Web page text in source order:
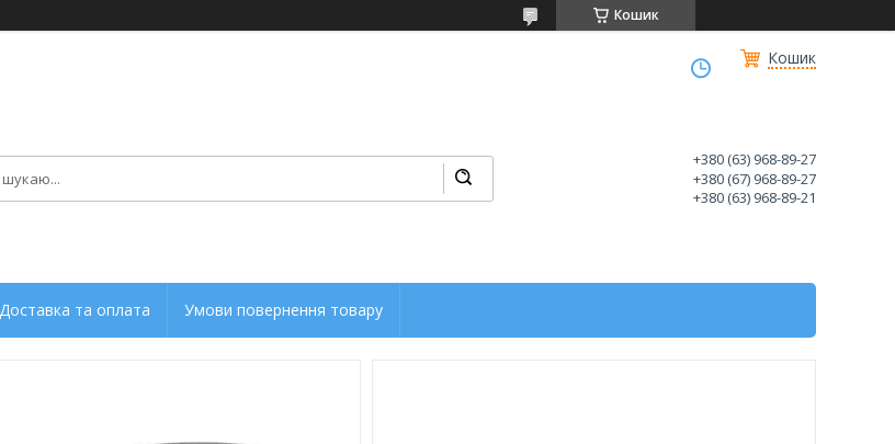
Кошик
Кошик
+380 (63) 968-89-27
+380 (67) 968-89-27
+380 (63) 968-89-21
Доставка та оплата Умови повернення товару